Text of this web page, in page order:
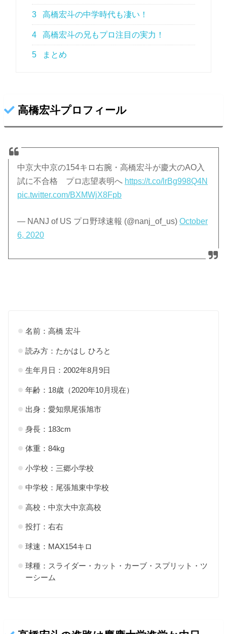
3 高橋宏斗の中学時代も凄い！
4 高橋宏斗の兄もプロ注目の実力！
5 まとめ
高橋宏斗プロフィール
中京大中京の154キロ右腕・高橋宏斗が慶大のAO入
試に不合格 プロ志望表明へ https://t.co/lrBg998Q4N
pic.twitter.com/BXMWjX8Fpb
— NANJ of US プロ野球速報 (@nanj_of_us)October
6, 2020
名前：高橋 宏斗
読み方：たかはし ひろと
生年月日：2002年8月9日
年齢：18歳（2020年10月現在）
出身：愛知県尾張旭市
身長：183cm
体重：84kg
小学校：三郷小学校
中学校：尾張旭東中学校
高校：中京大中京高校
投打：右右
球速：MAX154キロ
球種：スライダー・カット・カーブ・スプリット・ツ
ーシーム